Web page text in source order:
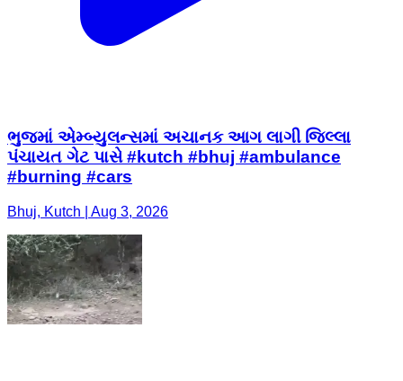
ભુજમાં એમ્બ્યુલન્સમાં અચાનક આગ લાગી જિલ્લા
પંચાયત ગેટ પાસે #kutch #bhuj #ambulance
#burning #cars
Bhuj, Kutch | Aug 3, 2026